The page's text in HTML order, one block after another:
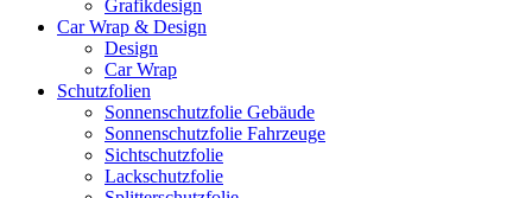
Grafikdesign
Car Wrap & Design
Design
Car Wrap
Schutzfolien
Sonnenschutzfolie Gebäude
Sonnenschutzfolie Fahrzeuge
Sichtschutzfolie
Lackschutzfolie